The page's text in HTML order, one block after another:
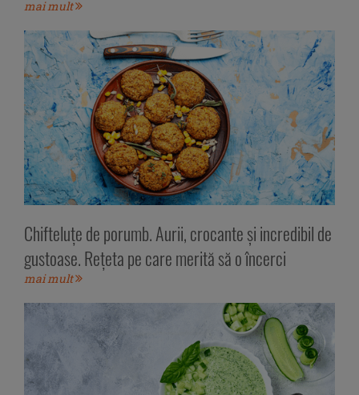
mai mult
Chifteluțe de porumb. Aurii, crocante și incredibil de
gustoase. Rețeta pe care merită să o încerci
mai mult